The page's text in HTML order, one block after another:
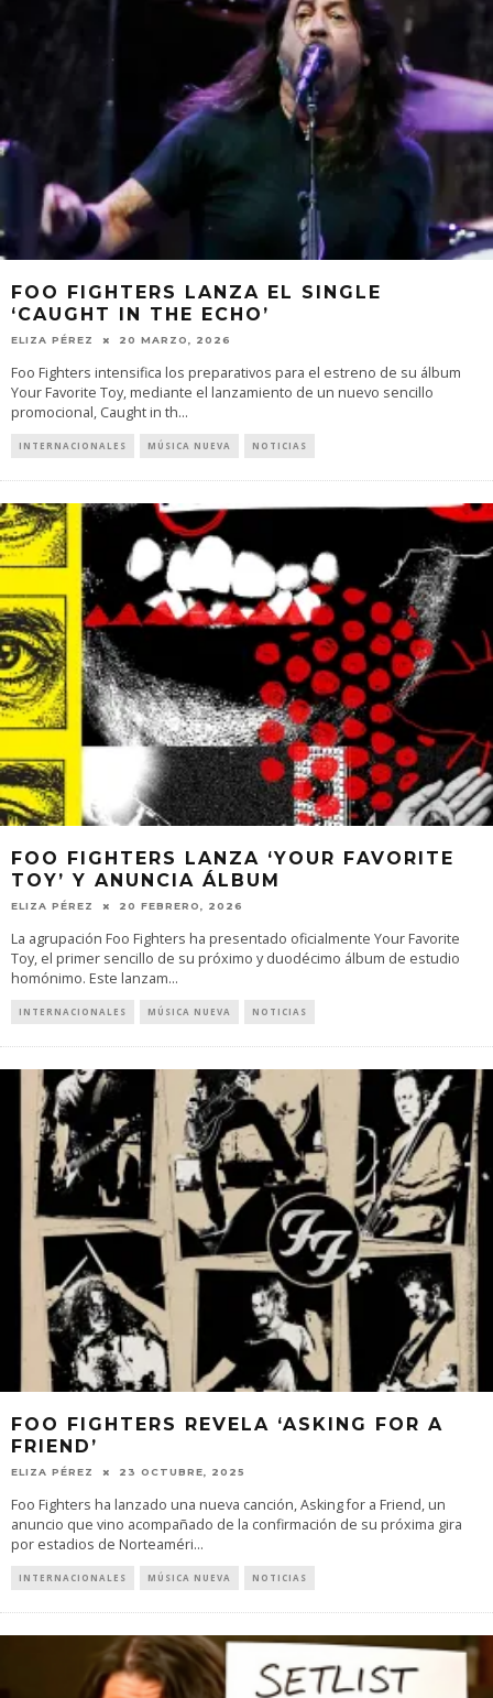
FOO FIGHTERS LANZA EL SINGLE
‘CAUGHT IN THE ECHO’
ELIZA PÉREZ 20 MARZO, 2026
Foo Fighters intensifica los preparativos para el estreno de su álbum
Your Favorite Toy, mediante el lanzamiento de un nuevo sencillo
promocional, Caught in th...
INTERNACIONALES MÚSICA NUEVA NOTICIAS
FOO FIGHTERS LANZA ‘YOUR FAVORITE
TOY’ Y ANUNCIA ÁLBUM
ELIZA PÉREZ 20 FEBRERO, 2026
La agrupación Foo Fighters ha presentado oficialmente Your Favorite
Toy, el primer sencillo de su próximo y duodécimo álbum de estudio
homónimo. Este lanzam...
INTERNACIONALES MÚSICA NUEVA NOTICIAS
FOO FIGHTERS REVELA ‘ASKING FOR A
FRIEND’
ELIZA PÉREZ 23 OCTUBRE, 2025
Foo Fighters ha lanzado una nueva canción, Asking for a Friend, un
anuncio que vino acompañado de la confirmación de su próxima gira
por estadios de Norteaméri...
INTERNACIONALES MÚSICA NUEVA NOTICIAS